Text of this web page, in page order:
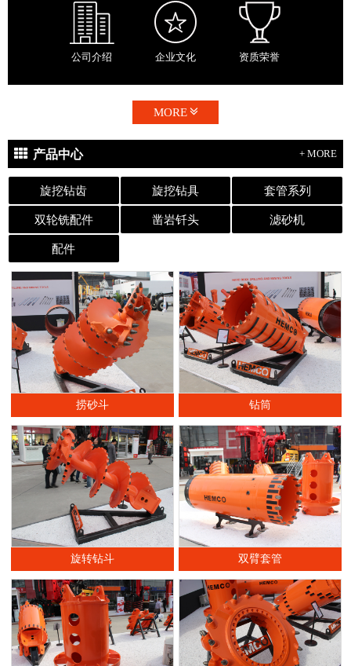
公司介绍 企业文化 资质荣誉
MORE
产品中心 + MORE
旋挖钻齿 旋挖钻具 套管系列
双轮铣配件 凿岩钎头 滤砂机
配件
捞砂斗 钻筒
旋转钻斗 双臂套管